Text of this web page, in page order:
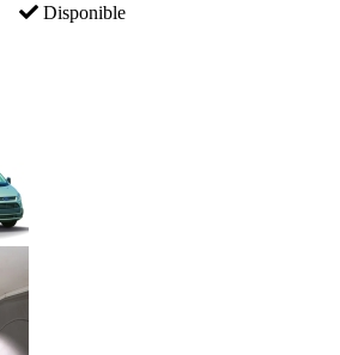
Disponible